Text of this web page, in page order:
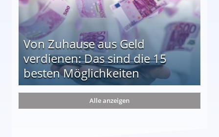
Von Zuhause aus Geld
verdienen: Das sind die 15
besten Möglichkeiten
die 15 besten Möglichkeiten
Alle anzeigen